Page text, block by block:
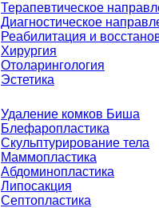
Терапевтическое
Диагностическое
Реабилитация и
Хирургия
Отоларингология
Эстетика
Удаление комков Биша
Блефаропластика
Скульптурирование тела
Маммопластика
Абдоминопластика
Липосакция
Септопластика